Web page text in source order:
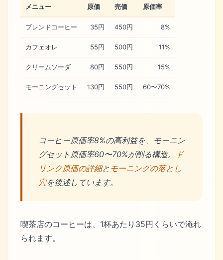
メニュー 原価 売価 原価率
ブレンドコーヒー 35円 450円 8%
カフェオレ 55円 500円 11%
クリームソーダ 80円 550円 15%
モーニングセット 130円 550円 60〜70%
コーヒー原価率8%の高利益を、モーニン
グセット原価率60〜70%が削る構造。
ド
リンク原価の詳細とモーニングの落とし
穴を後述しています。
喫茶店のコーヒーは、1杯あたり35円くらいで淹れ
られます。